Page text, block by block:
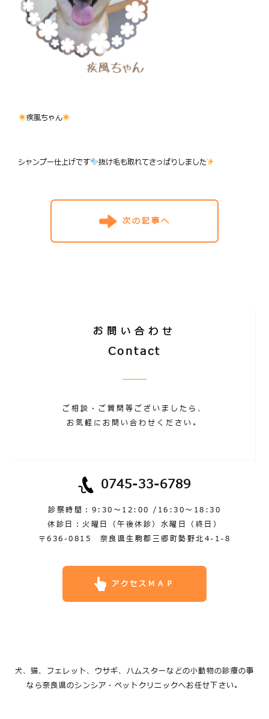
疾風ちゃん
シャンプー仕上げです 抜け毛も取れてさっぱりしました
次の記事へ
お問い合わせ
Contact
ご相談・ご質問等ございましたら、
お気軽にお問い合わせください。
0745-33-6789
診察時間：9:30～12:00 /16:30～18:30
休診日：火曜日（午後休診）水曜日（終日）
〒636-0815 奈良県生駒郡三郷町勢野北4-1-8
アクセスＭＡＰ
犬、猫、フェレット、ウサギ、ハムスターなどの小動物の診療の事
なら奈良県のシンシア・ペットクリニックへお任せ下さい。